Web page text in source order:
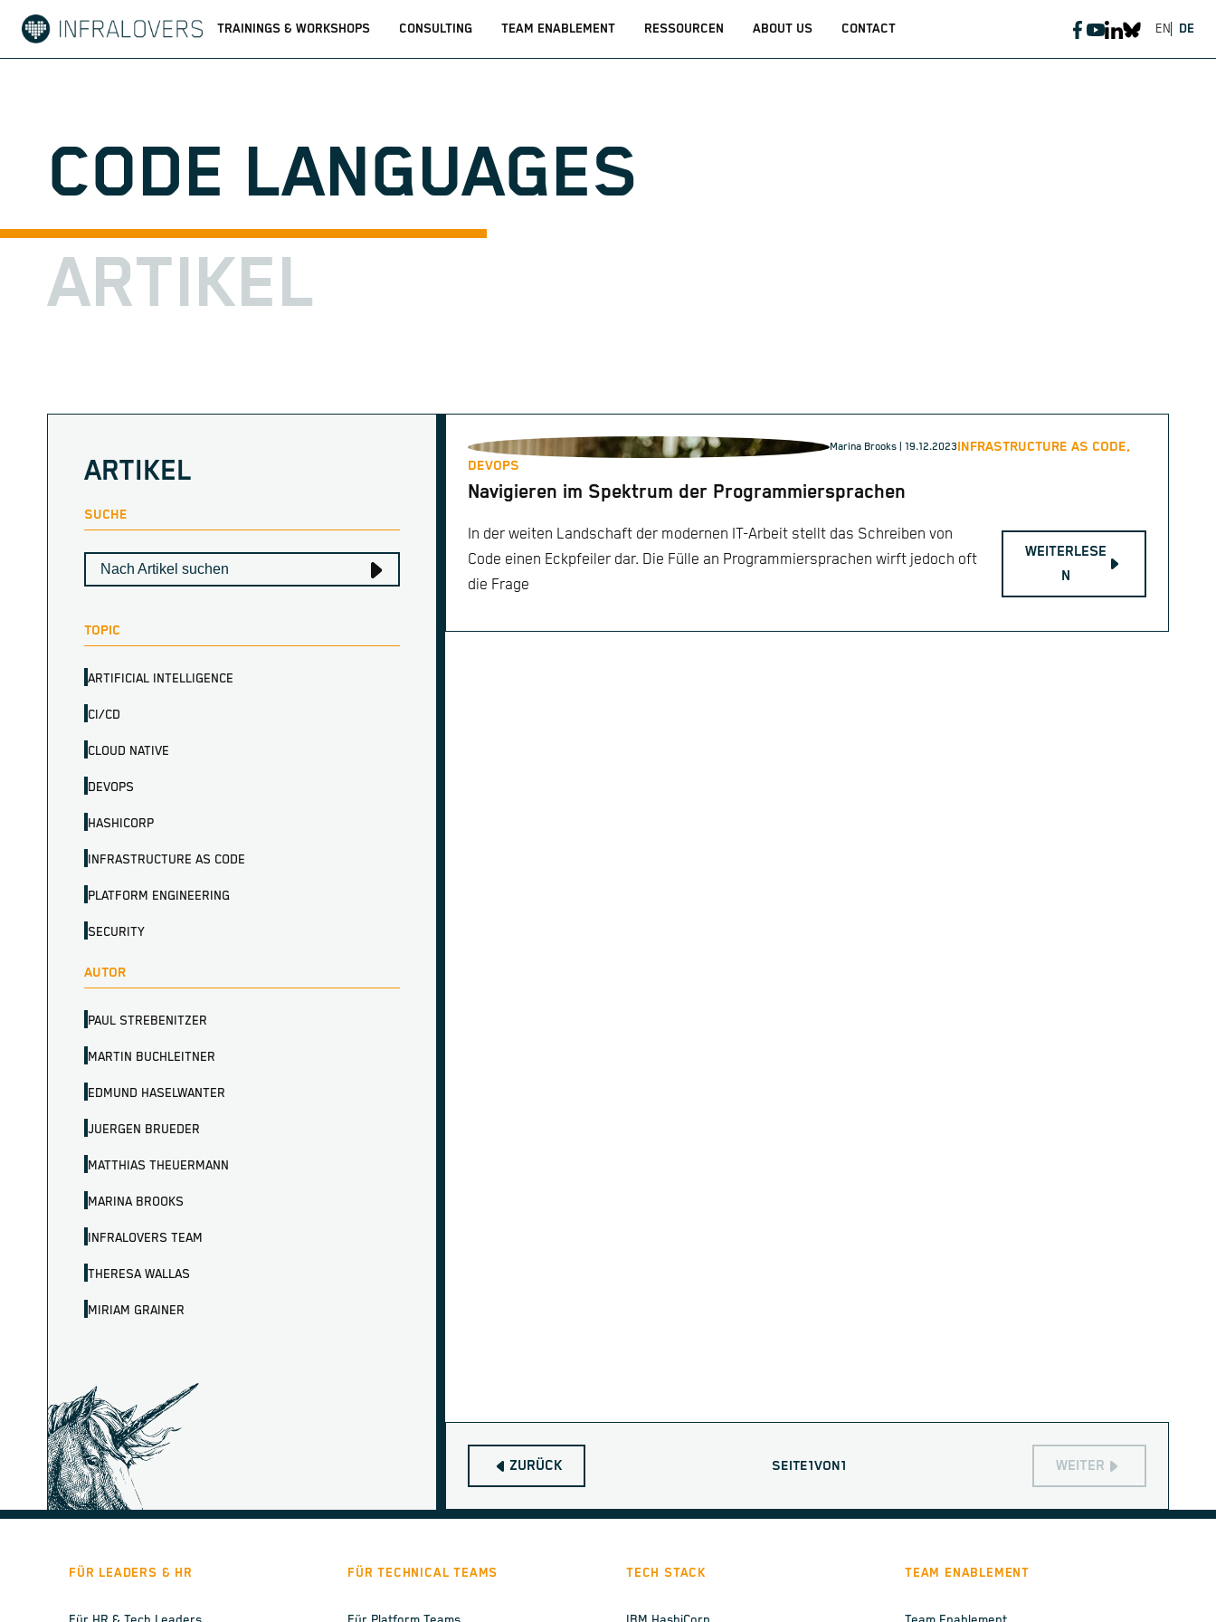
TRAININGS & WORKSHOPS CONSULTING TEAM ENABLEMENT RESSOURCEN ABOUT US CONTACT DE
EN
CODE LANGUAGES
ARTIKEL
ARTIKEL
SUCHE
TOPIC
ARTIFICIAL INTELLIGENCE
CI/CD
CLOUD NATIVE
DEVOPS
HASHICORP
INFRASTRUCTURE AS CODE
PLATFORM ENGINEERING
SECURITY
AUTOR
PAUL STREBENITZER
MARTIN BUCHLEITNER
EDMUND HASELWANTER
JUERGEN BRUEDER
MATTHIAS THEUERMANN
MARINA BROOKS
INFRALOVERS TEAM
THERESA WALLAS
MIRIAM GRAINER
Marina Brooks | 19.12.2023INFRASTRUCTURE AS CODE,
DEVOPS
Navigieren im Spektrum der Programmiersprachen
In der weiten Landschaft der modernen IT-Arbeit stellt das Schreiben von
Code einen Eckpfeiler dar. Die Fülle an Programmiersprachen wirft jedoch oft
die Frage
WEITERLESE
N
ZURÜCK SEITE1VON1 WEITER
FÜR LEADERS & HR FÜR TECHNICAL TEAMS TECH STACK TEAM ENABLEMENT